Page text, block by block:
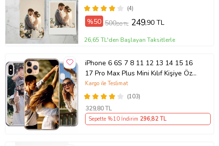
(4)
%50 500,00 TL 249,90 TL
26,65 TL'den Başlayan Taksitlerle
iPhone 6 6S 7 8 11 12 13 14 15 16
17 Pro Max Plus Mini Kılıf Kişiye Özel
Resimli Fotoğraflı Silikon
(103)
Kargo ile Teslimat
329,80 TL
Sepette %10 İndirim 296,82 TL